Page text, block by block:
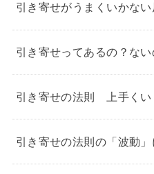
引き寄せがうまくいかない
引き寄せってあるの？ない
引き寄せの法則 上手くい
引き寄せの法則の「波動」